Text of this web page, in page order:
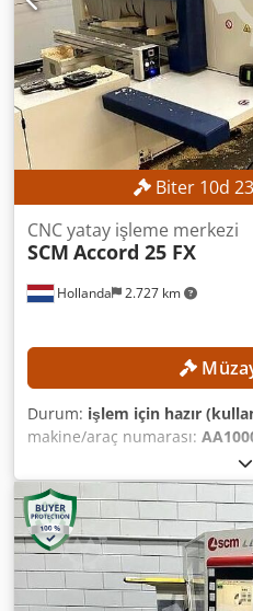
Delme ünitesi Delme takımı
4 adet Dikey delme milleri:
pozisyonları: 12 adet MAKİNE
eksenler: 4 adet Yazılım:
tüketimi: 40 A Bağlantı gücü:
Boyutlar (U x G x Y): 6.250 x
boyutları (U x G x Y): 5.300 x
ağırlığı: 4.000 kg Taşıma
Testere ünitesi Vakuum
üretim yılı 2022 Güvenlik ışık
Takımlar Kullanıcı
içeren CNC dokümantasyonu
Biter 10d 23
Hollanda 2.727 km
CNC yatay işleme merkezi
SCM Accord 25 FX
Durum: işlem için hazır
makine/araç numarası:
,
5.020 mm Tabla genişliği:
5.020 mm Y ekseni çalışma
çalışma alanı: 250 mm X
mm Y ekseni hareket
mesafesi: 450 mm X/Y vektör
ekseni hızı: 25 m/dak (?)